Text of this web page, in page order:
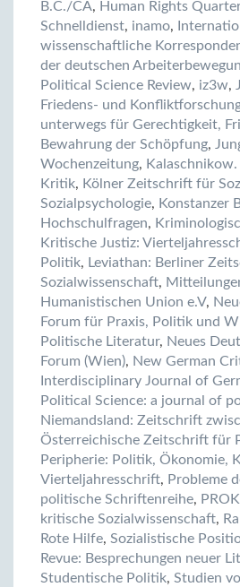
B.C./CA, Human Rights
Schnelldienst, inamo,
wissenschaftliche
der deutschen
Political Science Review, iz3w,
Friedens- und
unterwegs für Gerechtigkeit,
Bewahrung der Schöpfung,
Wochenzeitung,
Kritik, Kölner Zeitschrift für
Sozialpsychologie, Konstanzer
Hochschulfragen,
Kritische Justiz:
Politik, Leviathan: Berliner
Sozialwissenschaft,
Humanistischen Union e.V,
Forum für Praxis, Politik und
Politische Literatur, Neues
Forum (Wien), New German
Interdisciplinary Journal of
Political Science: a journal of
Niemandsland: Zeitschrift
Österreichische Zeitschrift für
Peripherie: Politik, Ökonomie,
Vierteljahresschrift, Probleme
politische Schriftenreihe,
kritische Sozialwissenschaft,
Rote Hilfe, Sozialistische
Revue: Besprechungen neuer
Studentische Politik, Studien